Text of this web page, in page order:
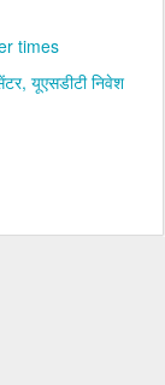
times
यूएसडीटी निवेश